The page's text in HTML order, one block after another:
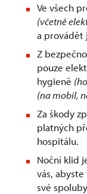
Ve všech
(včetně
a provádět
Z
pouze
hygieně
(na mobil,
Za škody
platných
hospitálu.
Noční klid
vás,
své